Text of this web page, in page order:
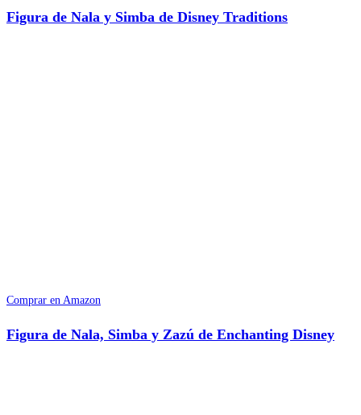
Figura de Nala y Simba de Disney Traditions
Comprar en Amazon
Figura de Nala, Simba y Zazú de Enchanting Disney